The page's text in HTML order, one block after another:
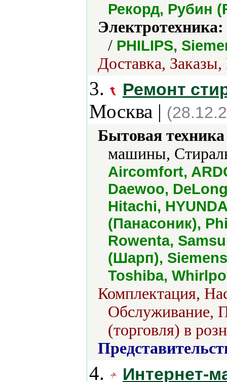
Рекорд, Рубин
Электротехника:
/ PHILIPS,
Доставка,
3. Ремонт
Москва |
Бытовая
машины,
Aircomfort,
Daewoo,
Hitachi,
(Панасоник),
Rowenta,
(Шарп),
Toshiba,
Комплектация,
Обслуживание,
(торговля) в
4.
Интернет-